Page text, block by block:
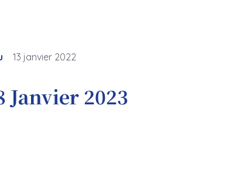
13 janvier 2022
Janvier 2023